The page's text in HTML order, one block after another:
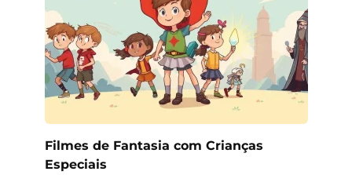
Filmes de Fantasia com Crianças
Especiais